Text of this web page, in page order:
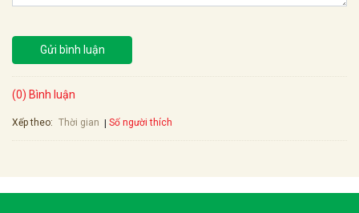
Gửi bình luận
(0) Bình luận
Xếp theo: Thời gian Số người thích